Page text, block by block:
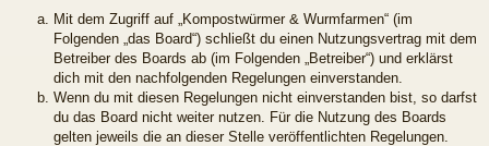
Mit dem Zugriff auf „Kompostwürmer & Wurmfarmen“ (im
Folgenden „das Board“) schließt du einen Nutzungsvertrag mit dem
Betreiber des Boards ab (im Folgenden „Betreiber“) und erklärst
dich mit den nachfolgenden Regelungen einverstanden.
Wenn du mit diesen Regelungen nicht einverstanden bist, so darfst
du das Board nicht weiter nutzen. Für die Nutzung des Boards
gelten jeweils die an dieser Stelle veröffentlichten Regelungen.